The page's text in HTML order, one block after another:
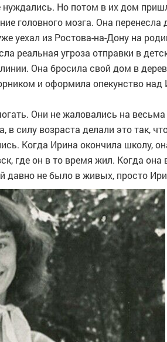
нуждались. Но потом в их дом
головного мозга. Она
уехал из Ростова-на-Дону на
реальная угроза отправки в
Она бросила свой дом в
и оформила опекунство над
Они не жаловались на
в силу возраста делали это так,
Когда Ирина окончила школу,
где он в то время жил. Когда
давно не было в живых, просто